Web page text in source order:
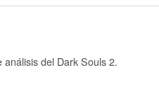
del Dark Souls 2.